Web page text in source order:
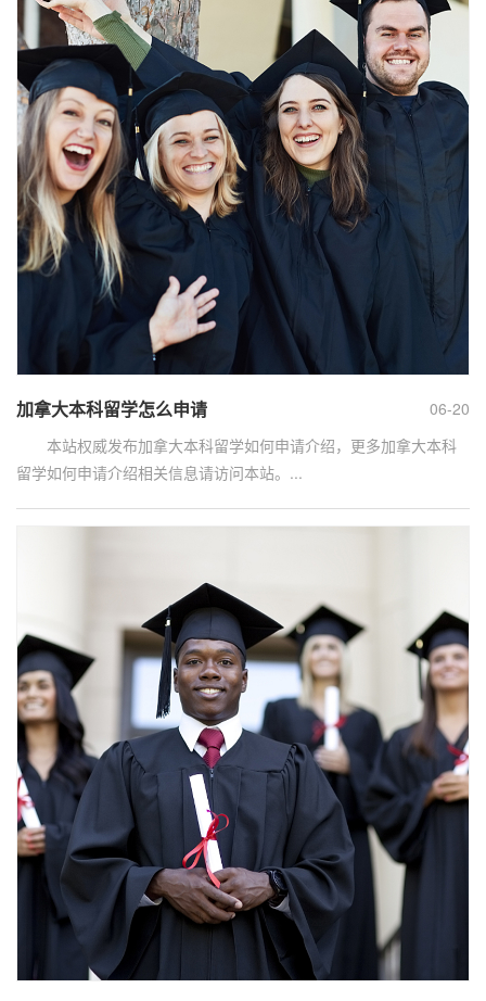
06-20
加拿大本科留学怎么申请
本站权威发布加拿大本科留学如何申请介绍，更多加拿大本科
留学如何申请介绍相关信息请访问本站。...